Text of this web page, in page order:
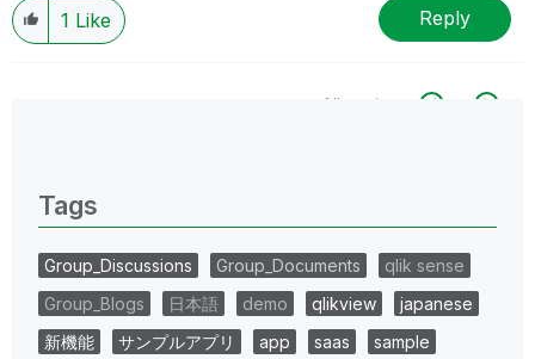
1 Like Reply
All topics
Tags
Group_Discussions Group_Documents
qlik sense
Group_Blogs
日本語 demo qlikview
japanese
新機能
サンプルアプリ app saas
sample